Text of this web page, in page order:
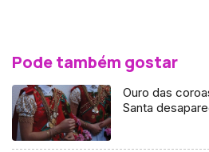
Pode também gostar
Ouro das
Santa